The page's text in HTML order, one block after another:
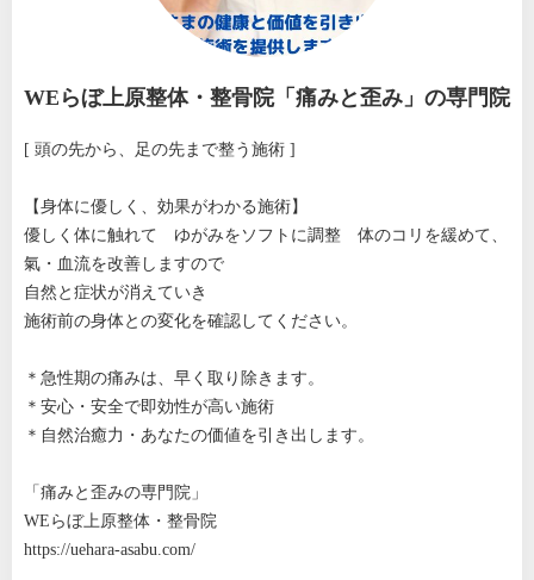
WEらぼ上原整体・整骨院「痛みと歪み」の専門院
[ 頭の先から、足の先まで整う施術 ]
【身体に優しく、効果がわかる施術】
優しく体に触れて ゆがみをソフトに調整 体のコリを緩めて、
氣・血流を改善しますので
自然と症状が消えていき
施術前の身体との変化を確認してください。
＊急性期の痛みは、早く取り除きます。
＊安心・安全で即効性が高い施術
＊自然治癒力・あなたの価値を引き出します。
「痛みと歪みの専門院」
WEらぼ上原整体・整骨院
https://uehara-asabu.com/